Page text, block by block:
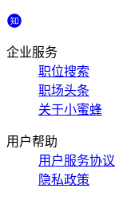
企业服务
职位搜索
职场头条
关于小蜜蜂
用户帮助
用户服务协议
隐私政策